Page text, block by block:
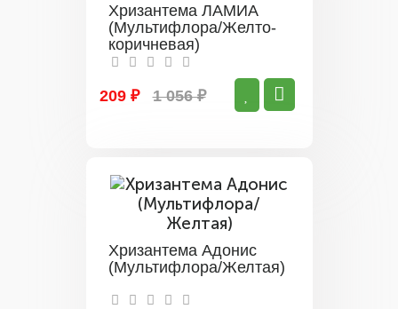
Хризантема ЛАМИА
(Мультифлора/Желто-
коричневая)
209 ₽ 1 056 ₽
Хризантема Адонис
(Мультифлора/Желтая)